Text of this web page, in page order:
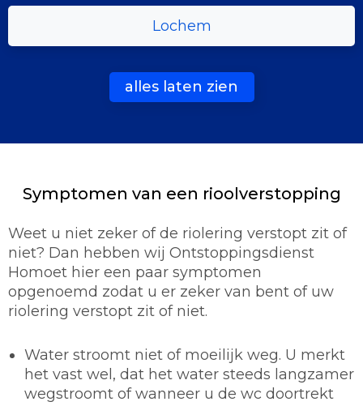
Lochem
alles laten zien
Symptomen van een rioolverstopping
Weet u niet zeker of de riolering verstopt zit of
niet? Dan hebben wij Ontstoppingsdienst
Homoet hier een paar symptomen
opgenoemd zodat u er zeker van bent of uw
riolering verstopt zit of niet.
Water stroomt niet of moeilijk weg. U merkt
het vast wel, dat het water steeds langzamer
wegstroomt of wanneer u de wc doortrekt